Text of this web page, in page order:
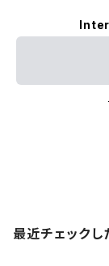
最近チェックし